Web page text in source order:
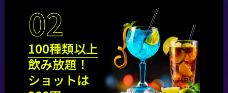
02
100種類以上
飲み放題！
ショットは